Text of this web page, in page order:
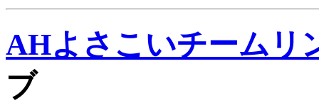
AHよさこいチームリ
ブ